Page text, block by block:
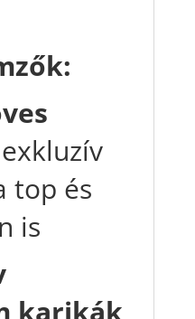
top és
is
karikák